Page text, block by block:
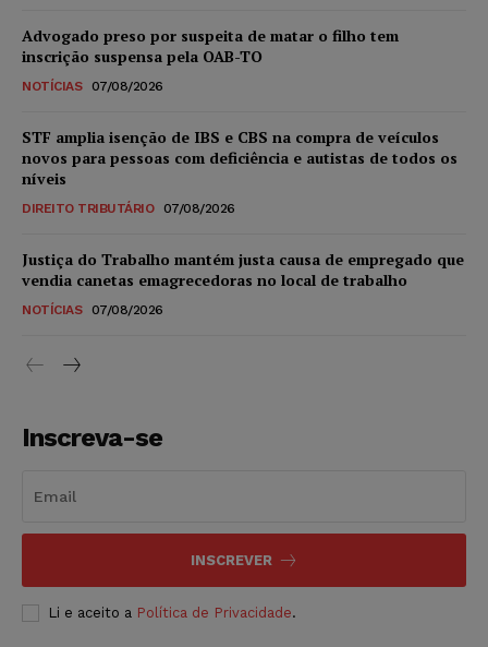
Advogado preso por suspeita de matar o filho tem
inscrição suspensa pela OAB-TO
NOTÍCIAS 07/08/2026
STF amplia isenção de IBS e CBS na compra de veículos
novos para pessoas com deficiência e autistas de todos os
níveis
DIREITO TRIBUTÁRIO 07/08/2026
Justiça do Trabalho mantém justa causa de empregado que
vendia canetas emagrecedoras no local de trabalho
NOTÍCIAS 07/08/2026
Inscreva-se
INSCREVER
Li e aceito a Política de Privacidade.